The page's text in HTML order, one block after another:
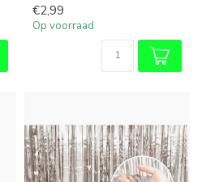
€2,99
Op voorraad